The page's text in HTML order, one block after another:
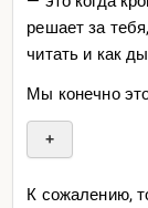
И каждый раз
Мы вроде бы
но каждый
Настоящих
И карточный
Сделав
решает за
читать и как
Мы конечно
+
К сожалению,